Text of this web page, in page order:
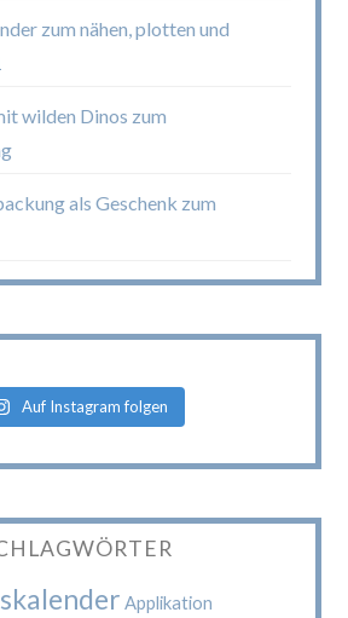
zum nähen, plotten und
wilden Dinos zum
als Geschenk zum
Auf Instagram folgen
Applikation